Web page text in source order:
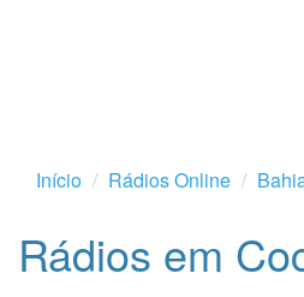
Início Rádios Online
Rádios em